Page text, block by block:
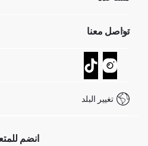
GIFT CLUB
عمليات الارجاع و الاستبدال السهلة
تتبع الشحنة
كيف يمكنك التسوق في ديفاكتو ؟
كيف تدفع في ديفاكتو؟
شروط المنافسة
تواصل معنا
نموذج الاتصال
خدمة العملاء
Call Center 19782
تغيير البلد
انضم